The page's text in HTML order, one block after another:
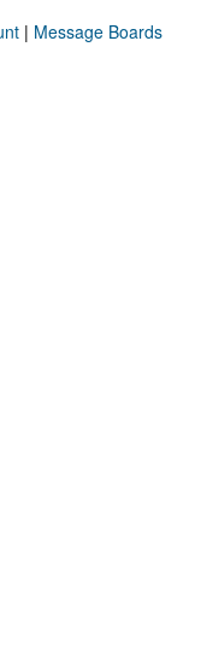
| Message Boards